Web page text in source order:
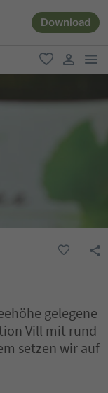
Download
favorit
user link
gelegene
Vill mit rund
setzen wir auf